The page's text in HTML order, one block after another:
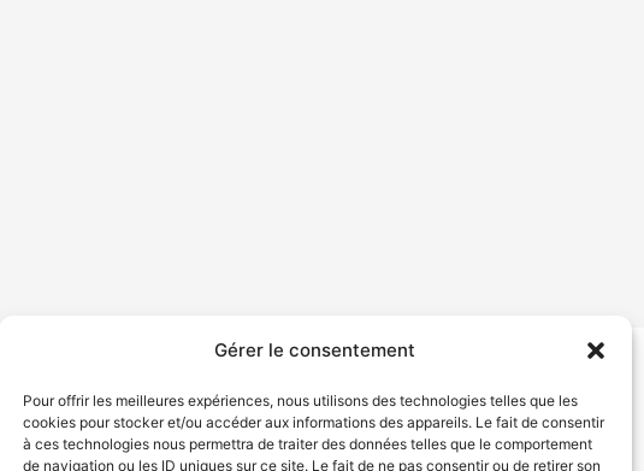
Gérer le consentement
Pour offrir les meilleures expériences, nous utilisons des technologies telles que les
cookies pour stocker et/ou accéder aux informations des appareils. Le fait de consentir
à ces technologies nous permettra de traiter des données telles que le comportement
de navigation ou les ID uniques sur ce site. Le fait de ne pas consentir ou de retirer son
Déclaration de services Politique de confidentialité